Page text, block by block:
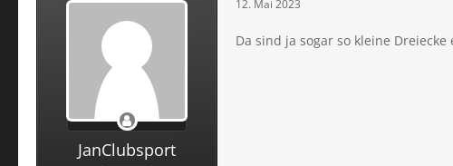
JanClubsport
12. Mai 2023
Da sind ja sogar so kleine